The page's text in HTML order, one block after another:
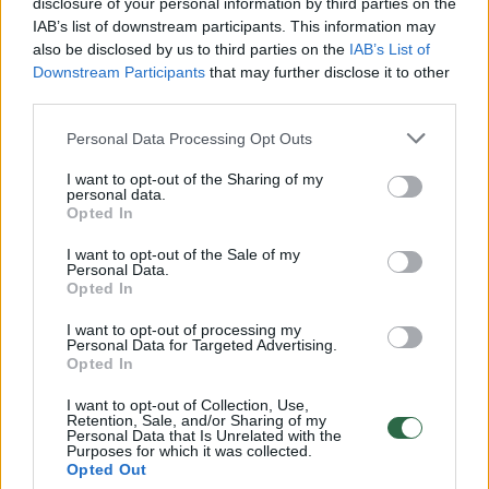
IAB’s list of downstream participants. This information may
also be disclosed by us to third parties on the IAB’s List of
Downstream Participants that may further disclose it to other
Personal Data Processing Opt Outs
I want to opt-out of the Sharing of my
personal data.
Opted In
I want to opt-out of the Sale of my
Personal Data.
Opted In
I want to opt-out of processing my
Personal Data for Targeted Advertising.
Opted In
I want to opt-out of Collection, Use,
Retention, Sale, and/or Sharing of my
Personal Data that Is Unrelated with the
Purposes for which it was collected.
Opted Out
00:00:30
Vaizdai iš tragiškos avarijos Vilniaus r.: dviejų moterų ir
vaiko gyvybių išgelbėti nepavyko
Savaitės vidurys nusimato karštas: temperatūra kils iki
32 laipsnių šilumos
vaizdas pribloškia
Žinios
00:15:54
V. Zalužno pasisakymą laiko bandymu įsitvirtinti
Ukrainos politikoje: jis yra neteisus